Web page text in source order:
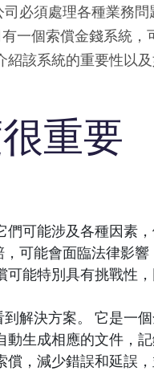
必須處理各種業務問
一個索償金錢系統
該系統的重要性以
重要
可能涉及各種因素
可能會面臨法律影
能特別具有挑戰性
解決方案。 它是一
動生成相應的文件，
，減少錯誤和延誤